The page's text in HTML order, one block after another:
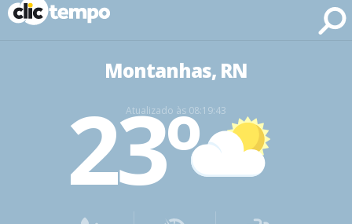
Montanhas, RN
Fonte: CLIMATEMPO METEOROLOGIA
Atualizado às 08:19:43
23º